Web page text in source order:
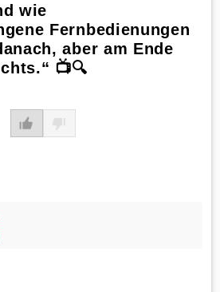
wie
Fernbedienungen
aber am Ende
📺🔍